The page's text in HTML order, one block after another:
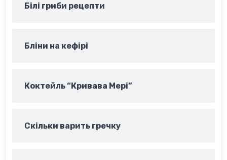
Білі гриби рецепти
Бліни на кефірі
Коктейль “Кривава Мері”
Скільки варить гречку